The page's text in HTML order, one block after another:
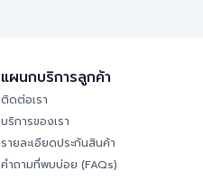
แผนกบริการลูกค้า
ติดต่อเรา
บริการของเรา
รายละเอียดประกันสินค้า
คำถามที่พบบ่อย (FAQs)